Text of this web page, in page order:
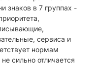
знаков в 7 группах -
сервиса и
нормам
сильно отличается